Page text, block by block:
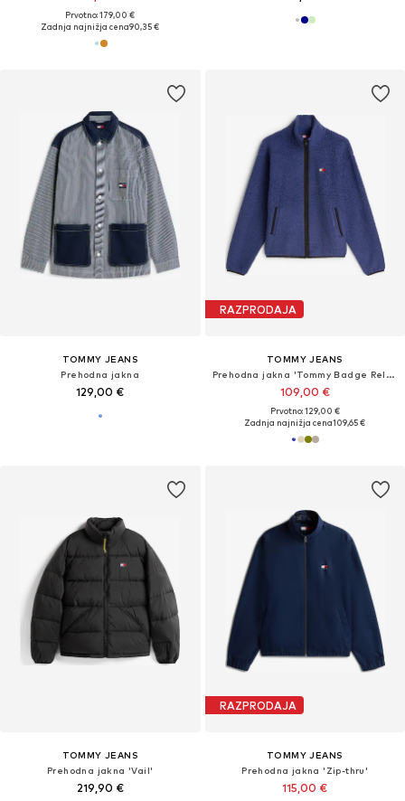
Prvotno: 179,00 €
Zadnja najnižja cena90,35 €
TOMMY JEANS
Prehodna jakna
129,00 €
RAZPRODAJA
TOMMY JEANS
Prehodna jakna 'Tommy Badge Relaxed Zip-thru'
109,00 €
Prvotno: 129,00 €
Zadnja najnižja cena109,65 €
TOMMY JEANS
Prehodna jakna 'Vail'
219,90 €
RAZPRODAJA
TOMMY JEANS
Prehodna jakna 'Zip-thru'
115,00 €